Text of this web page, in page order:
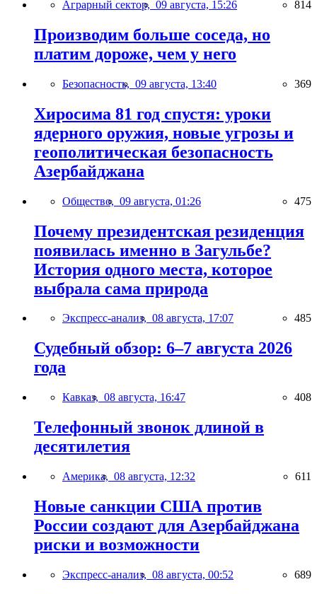
Аграрный сектор, 09 августа, 15:26 814
Производим больше соседа, но
платим дороже, чем у него
Безопасность, 09 августа, 13:40 369
Хиросима 81 год спустя: уроки
ядерного оружия, новые угрозы и
геополитическая безопасность
Азербайджана
Общество, 09 августа, 01:26 475
Почему президентская резиденция
появилась именно в Загульбе?
История одного места, которое
выбрала сама природа
Экспресс-анализ, 08 августа, 17:07 485
Судебный обзор: 6–7 августа 2026
года
Кавказ, 08 августа, 16:47 408
Телефонный звонок длиной в
десятилетия
Америка, 08 августа, 12:32 611
Новые санкции США против
России создают для Азербайджана
риски и возможности
Экспресс-анализ, 08 августа, 00:52 689